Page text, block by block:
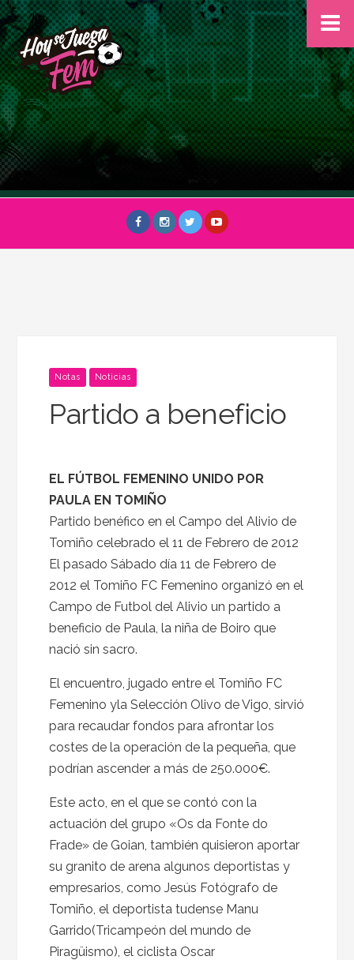
Notas Noticias
Partido a beneficio
EL FÚTBOL FEMENINO UNIDO POR
PAULA EN TOMIÑO
Partido benéfico en el Campo del Alivio de
Tomiño celebrado el 11 de Febrero de 2012
El pasado Sábado día 11 de Febrero de
2012 el Tomiño FC Femenino organizó en el
Campo de Futbol del Alivio un partido a
beneficio de Paula, la niña de Boiro que
nació sin sacro.
El encuentro, jugado entre el Tomiño FC
Femenino yla Selección Olivo de Vigo, sirvió
para recaudar fondos para afrontar los
costes de la operación de la pequeña, que
podrían ascender a más de 250.000€.
Este acto, en el que se contó con la
actuación del grupo «Os da Fonte do
Frade» de Goian, también quisieron aportar
su granito de arena algunos deportistas y
empresarios, como Jesús Fotógrafo de
Tomiño, el deportista tudense Manu
Garrido(Tricampeón del mundo de
Piragüismo), el ciclista Oscar